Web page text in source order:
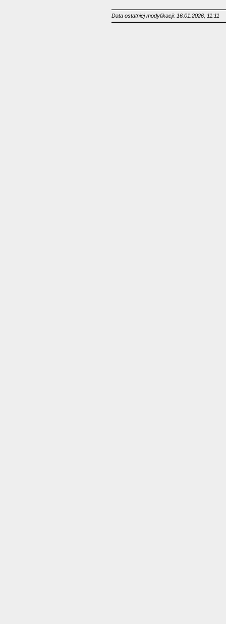
Data ostatniej modyfikacji: 16.01.2026, 11:11